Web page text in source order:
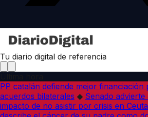
Tu diario digital de referencia
PP catalán defiende mejor financiación
acuerdos bilaterales ◆ Senado
impacto de no asistir por crisis en Ceuta